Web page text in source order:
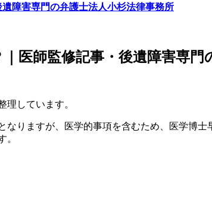
障害専門の弁護士法人小杉法律事務所
医師監修記事・後遺障害専門
理しています。
りますが、医学的事項を含むため、医学博
。